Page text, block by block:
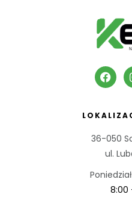
36-050
ul.
8:00